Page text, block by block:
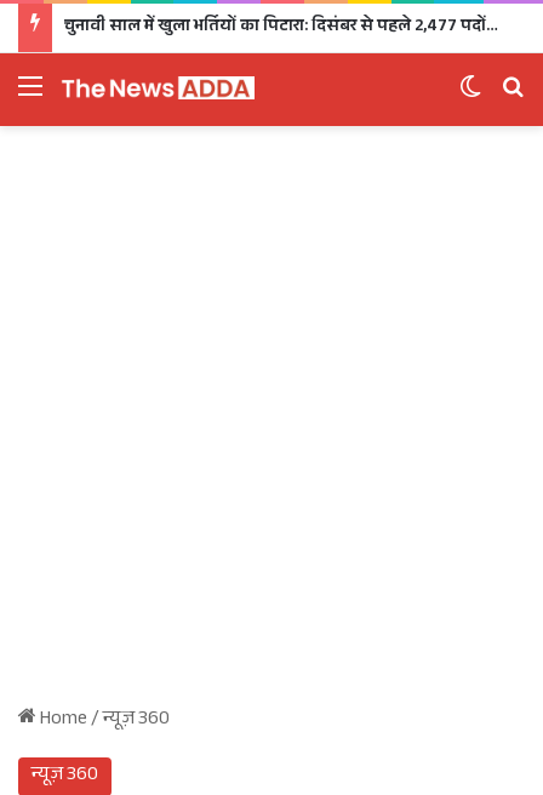
चुनावी साल में खुला भर्तियों का पिटारा: दिसंबर से पहले 2,477 पदों पर भर्ती, 1,470 पदों की परीक्षा भी होगी
Menu
Home/न्यूज़ 360
न्यूज़ 360